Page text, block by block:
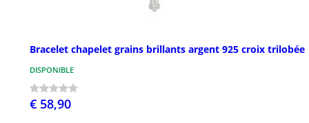
Bracelet chapelet grains brillants argent 925 croix trilobée
DISPONIBLE
€ 58,90